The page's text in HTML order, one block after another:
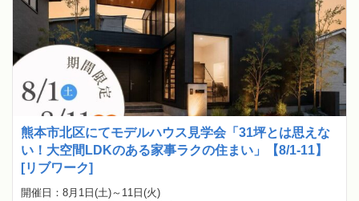
熊本市北区にてモデルハウス見学会「31坪とは思えな
い！大空間LDKのある家事ラクの住まい」【8/1-11】
[リブワーク]
開催日：8月1日(土)～11日(火)